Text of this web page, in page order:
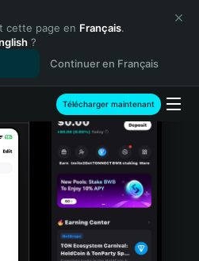
cette page en Français.
?
Continuer en Français
Télécharger maintenant